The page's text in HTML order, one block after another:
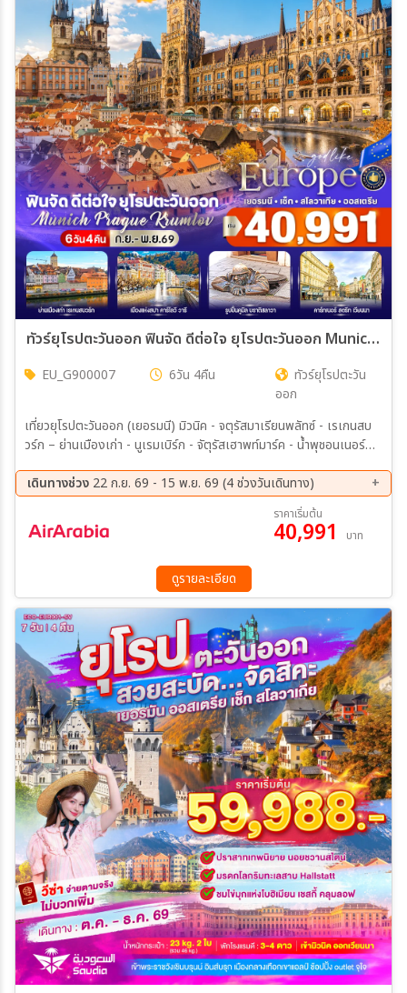
ทัวร์ยุโรปตะวันออก ฟินจัด ดีต่อใจ ยุโรปตะวันออก Munich–Prague–Krumlov (DE-CZ-SK-AT) 6วัน 4คืน (G9)
EU_G900007 6วัน 4คืน
ทัวร์ยุโรปตะวัน
ออก
เที่ยวยุโรปตะวันออก (เยอรมนี) มิวนิค - จตุรัสมาเรียนพลัทซ์ - เรเกนสบ
วร์ก – ย่านเมืองเก่า - นูเรมเบิร์ก - จัตุรัสเฮาพท์มาร์ค - น้ำพุชอนเนอร์
จัตุรัสเมืองเก่า – หอนาฬิกาดาราศาสตร์ เชสกี้ คลุมลอฟ - (สโลวาเกีย)
บราติสลาวา - ย่านเมืองเก่า - Cumil รูปปั้นคนที่โผล่มาจากท่อระบายน้ำ
เดินทางช่วง 22 ก.ย. 69 - 15 พ.ย. 69 (4 ช่วงวันเดินทาง)
13 ต.ค. 69 - 18 ต.ค. 69
20 ต.ค. 69 - 25 ต.ค. 69
10 พ.ย. 69 - 15 พ.ย. 69
ราคาเริ่มต้น
40,991 บาท
ดูรายละเอียด